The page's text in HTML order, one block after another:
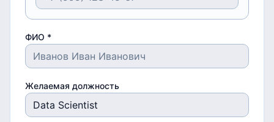
ФИО *
Желаемая должность